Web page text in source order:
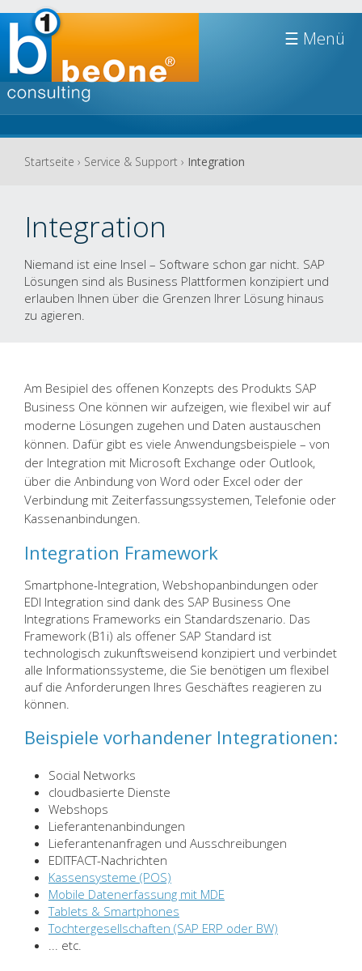
☰
Sie
hier
Startseite › Service & Support › Integration
Integration
Niemand ist eine Insel – Software schon gar nicht. SAP
Lösungen sind als Business Plattformen konzipiert und
erlauben Ihnen über die Grenzen Ihrer Lösung hinaus
zu agieren.
Am Besipiel des offenen Konzepts des Produkts SAP
Business One können wir aufzeigen, wie flexibel wir auf
moderne Lösungen zugehen und Daten austauschen
können. Dafür gibt es viele Anwendungsbeispiele – von
der Integration mit Microsoft Exchange oder Outlook,
über die Anbindung von Word oder Excel oder der
Verbindung mit Zeiterfassungssystemen, Telefonie oder
Kassenanbindungen.
Integration Framework
Smartphone-Integration, Webshopanbindungen oder
EDI Integration sind dank des SAP Business One
Integrations Frameworks ein Standardszenario. Das
Framework (B1i) als offener SAP Standard ist
technologisch zukunftsweisend konzipiert und verbindet
alle Informationssysteme, die Sie benötigen um flexibel
auf die Anforderungen Ihres Geschäftes reagieren zu
können.
Beispiele vorhandener Integrationen:
Social Networks
cloudbasierte Dienste
Webshops
Lieferantenanbindungen
Lieferantenanfragen und Ausschreibungen
EDITFACT-Nachrichten
Kassensysteme (POS)
Mobile Datenerfassung mit MDE
Tablets & Smartphones
Tochtergesellschaften (SAP ERP oder BW)
... etc.